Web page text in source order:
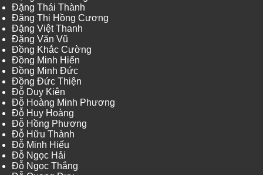
Đặng Thái Thành
Đặng Thị Hồng Cương
Đặng Việt Thanh
Đặng Văn Vũ
Đồng Khắc Cường
Đồng Minh Hiển
Đồng Minh Đức
Đồng Đức Thiện
Đỗ Duy Kiên
Đỗ Hoàng Minh Phương
Đỗ Huy Hoàng
Đỗ Hồng Phương
Đỗ Hữu Thành
Đỗ Minh Hiếu
Đỗ Ngọc Hải
Đỗ Ngọc Thắng